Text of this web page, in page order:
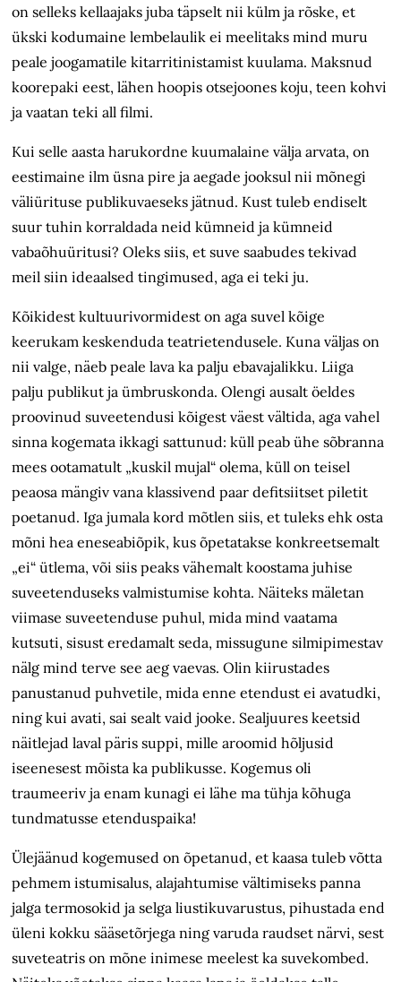
on selleks kellaajaks juba täpselt nii külm ja rõske, et
ükski kodumaine lembelaulik ei meelitaks mind muru
peale joogamatile kitarri­tinistamist kuulama. Maksnud
koorepaki eest, lähen hoopis otsejoones koju, teen kohvi
ja vaatan teki all filmi.
Kui selle aasta harukordne kuumalaine välja arvata, on
eestimaine ilm üsna pire ja aegade jooksul nii mõnegi
väliürituse publikuvaeseks jätnud. Kust tuleb endiselt
suur tuhin korraldada neid kümneid ja kümneid
vabaõhu­üritusi? Oleks siis, et suve saabudes tekivad
meil siin ideaalsed tingimused, aga ei teki ju.
Kõikidest kultuurivormidest on aga suvel kõige
keerukam keskenduda teatrietendusele. Kuna väljas on
nii valge, näeb peale lava ka palju ebavajalikku. Liiga
palju publikut ja ümbruskonda. Olengi ausalt öeldes
proovinud suveetendusi kõigest väest vältida, aga vahel
sinna kogemata ikkagi sattunud: küll peab ühe sõbranna
mees ootamatult „kuskil mujal“ olema, küll on teisel
peaosa mängiv vana klassivend paar defitsiitset piletit
poetanud. Iga jumala kord mõtlen siis, et tuleks ehk osta
mõni hea eneseabiõpik, kus õpetatakse konkreetsemalt
„ei“ ütlema, või siis peaks vähemalt koostama juhise
suveetenduseks valmistumise kohta. Näiteks mäletan
viimase suveetenduse puhul, mida mind vaatama
kutsuti, sisust eredamalt seda, missugune silmipimestav
nälg mind terve see aeg vaevas. Olin kiirustades
panustanud puhvetile, mida enne etendust ei avatudki,
ning kui avati, sai sealt vaid jooke. Sealjuures keetsid
näitlejad laval päris suppi, mille aroomid hõljusid
iseenesest mõista ka publikusse. Kogemus oli
traumeeriv ja enam kunagi ei lähe ma tühja kõhuga
tundmatusse etenduspaika!
Ülejäänud kogemused on õpetanud, et kaasa tuleb võtta
pehmem istumisalus, alajahtumise vältimiseks panna
jalga termosokid ja selga liustikuvarustus, pihustada end
üleni kokku sääsetõrjega ning varuda raudset närvi, sest
suveteatris on mõne inimese meelest ka suvekombed.